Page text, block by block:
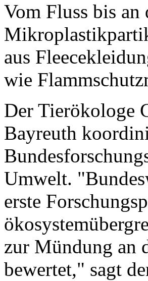
Vom Fluss bis an
aus
wie
Der Tierökologe
Bayreuth
Umwelt.
erste
zur Mündung an
bewertet," sagt